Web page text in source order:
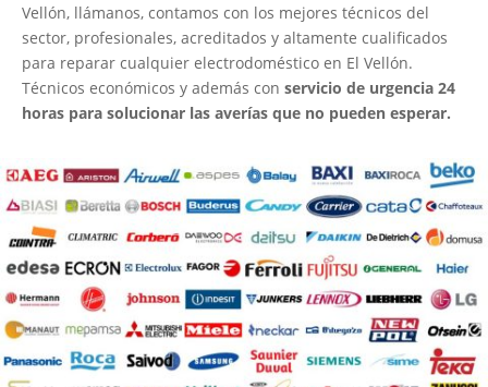
Vellón, llámanos, contamos con los mejores técnicos del
sector, profesionales, acreditados y altamente cualificados
para reparar cualquier electrodoméstico en El Vellón.
Técnicos económicos y además con servicio de urgencia 24
horas para solucionar las averías que no pueden esperar.